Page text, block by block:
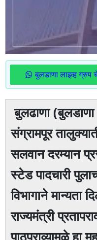
बुलडाणा लाइव्ह ग्रुप
बुलढाणा (बुलडाणा
संग्रामपूर
सलवान दरम्यान
स्टेड पादचारी
विभागाने मान्यता
राज्यमंत्री
पाठपुराव्यामुळे हा